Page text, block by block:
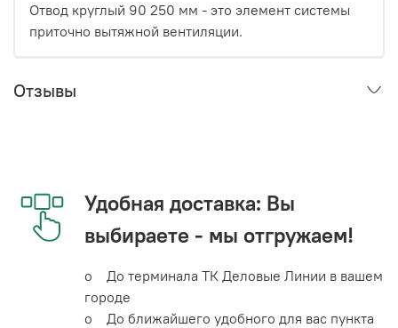
Отвод круглый 90 250 мм - это элемент системы
приточно вытяжной вентиляции.
Отзывы
Удобная доставка: Вы
выбираете - мы отгружаем!
o До терминала ТК Деловые Линии в вашем
городе
o До ближайшего удобного для вас пункта